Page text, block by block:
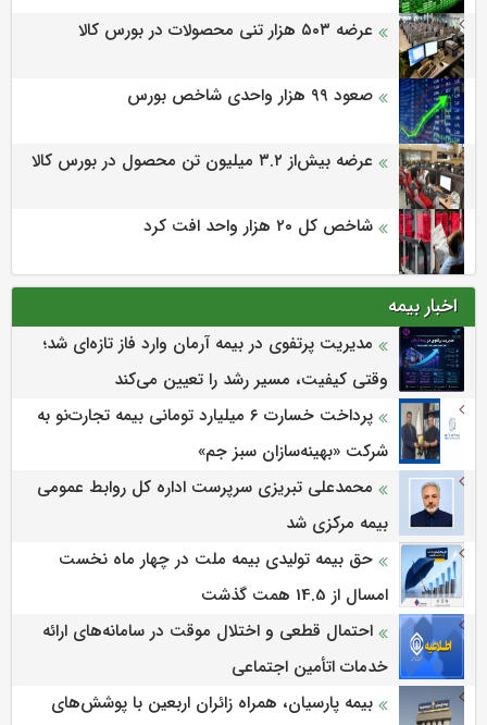
عرضه ۵۰۳ هزار تنی محصولات در بورس کالا
صعود ۹۹ هزار واحدی شاخص بورس
عرضه بیش‌از ۳.۲ میلیون تن محصول در بورس کالا
شاخص کل ۲۰ هزار واحد افت کرد
اخبار بیمه
مدیریت پرتفوی در بیمه آرمان وارد فاز تازه‌ای شد؛
وقتی کیفیت، مسیر رشد را تعیین می‌کند
پرداخت خسارت ۶ میلیارد تومانی بیمه تجارت‌نو به
شرکت «بهینه‌سازان سبز جم»
محمدعلی تبریزی سرپرست اداره كل روابط عمومی
بیمه مركزی شد
حق بیمه تولیدی بیمه ملت در چهار ماه نخست
امسال از 14.5 همت گذشت
احتمال قطعی و اختلال موقت در سامانه‌های ارائه
خدمات اتأمین اجتماعی
بیمه پارسیان، همراه زائران اربعین با پوشش‌های